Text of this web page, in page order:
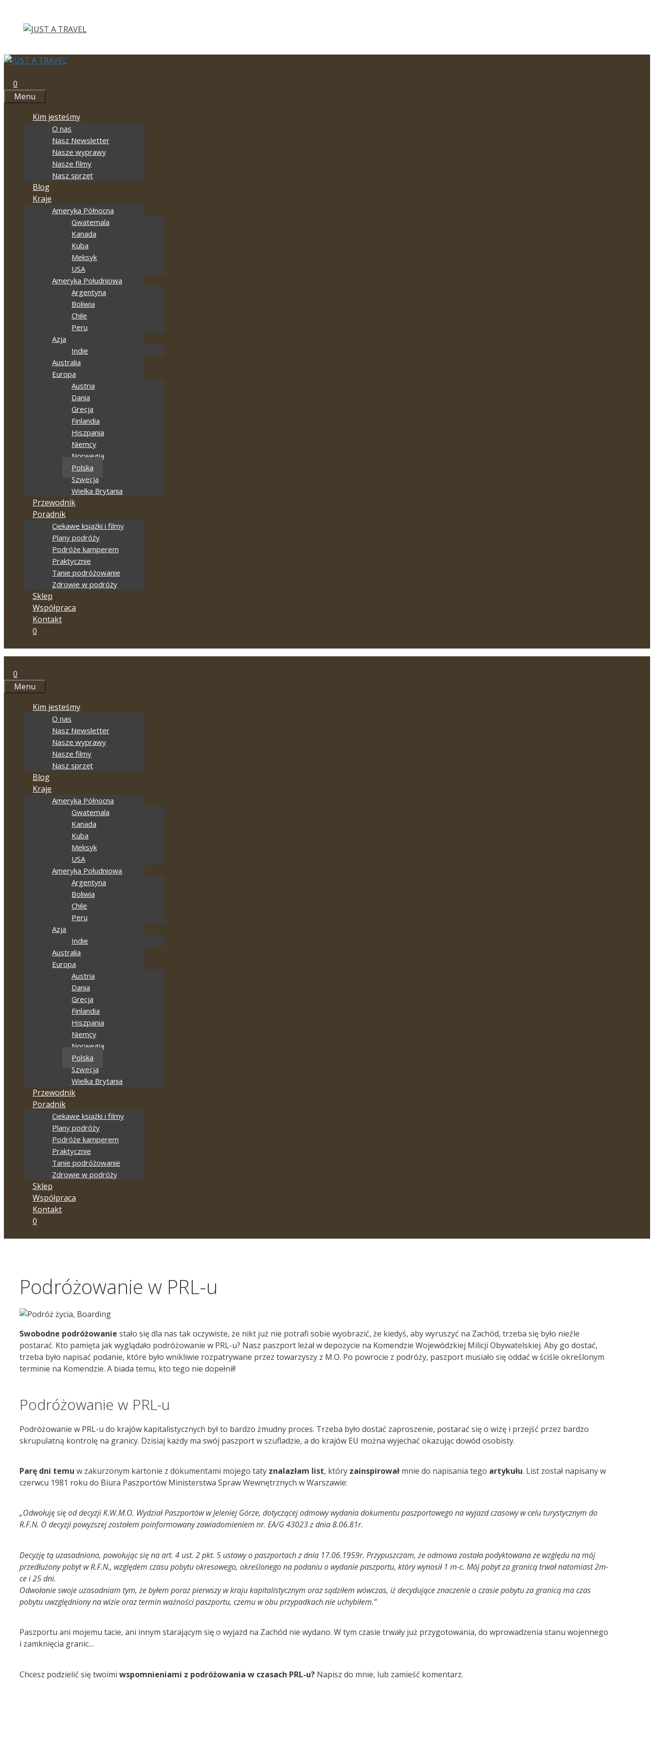
0
Menu
Kim jesteśmy
O nas
Nasz Newsletter
Nasze wyprawy
Nasze filmy
Nasz sprzęt
Blog
Kraje
Ameryka Północna
Gwatemala
Kanada
Kuba
Meksyk
USA
Ameryka Południowa
Argentyna
Boliwia
Chile
Peru
Azja
Indie
Australia
Europa
Austria
Dania
Grecja
Finlandia
Hiszpania
Niemcy
Norwegia
Polska
Szwecja
Wielka Brytania
Przewodnik
Poradnik
Ciekawe książki i filmy
Plany podróży
Podróże kamperem
Praktycznie
Tanie podróżowanie
Zdrowie w podróży
Sklep
Współpraca
Kontakt
0
0
Menu
Kim jesteśmy
O nas
Nasz Newsletter
Nasze wyprawy
Nasze filmy
Nasz sprzęt
Blog
Kraje
Ameryka Północna
Gwatemala
Kanada
Kuba
Meksyk
USA
Ameryka Południowa
Argentyna
Boliwia
Chile
Peru
Azja
Indie
Australia
Europa
Austria
Dania
Grecja
Finlandia
Hiszpania
Niemcy
Norwegia
Polska
Szwecja
Wielka Brytania
Przewodnik
Poradnik
Ciekawe książki i filmy
Plany podróży
Podróże kamperem
Praktycznie
Tanie podróżowanie
Zdrowie w podróży
Sklep
Współpraca
Kontakt
0
Podróżowanie w PRL-u
Swobodne podróżowanie stało się dla nas tak oczywiste, że nikt już nie potrafi sobie wyobrazić, że kiedyś, aby wyruszyć na Zachód, trzeba się było nieźle
postarać. Kto pamięta jak wyglądało podróżowanie w PRL-u? Nasz paszport leżał w depozycie na Komendzie Wojewódzkiej Milicji Obywatelskiej. Aby go dostać,
trzeba było napisać podanie, które było wnikliwie rozpatrywane przez towarzyszy z M.O. Po powrocie z podróży, paszport musiało się oddać w ściśle określonym
terminie na Komendzie. A biada temu, kto tego nie dopełnił!
Podróżowanie w PRL-u
Podróżowanie w PRL-u do krajów kapitalistycznych był to bardzo żmudny proces. Trzeba było dostać zaproszenie, postarać się o wizę i przejść przez bardzo
skrupulatną kontrolę na granicy. Dzisiaj każdy ma swój paszport w szufladzie, a do krajów EU można wyjechać okazując dowód osobisty.
Parę dni temu w zakurzonym kartonie z dokumentami mojego taty znalazłam list, który zainspirował mnie do napisania tego artykułu. List został napisany w
czerwcu 1981 roku do Biura Paszportów Ministerstwa Spraw Wewnętrznych w Warszawie:
„Odwołuję się od decyzji K.W.M.O. Wydział Paszportów w Jeleniej Górze, dotyczącej odmowy wydania dokumentu paszportowego na wyjazd czasowy w celu turystycznym do
R.F.N. O decyzji powyższej zostałem poinformowany zawiadomieniem nr. EA/G 43023 z dnia 8.06.81r.
Decyzję tą uzasadniono, powołując się na art. 4 ust. 2 pkt. 5 ustawy o paszportach z dnia 17.06.1959r. Przypuszczam, że odmowa została podyktowana ze względu na mój
przedłużony pobyt w R.F.N., względem czasu pobytu okresowego, określonego na podaniu o wydanie paszportu, który wynosił 1 m-c. Mój pobyt za granicą trwał natomiast 2m-
ce i 25 dni.
Odwołanie swoje uzasadniam tym, że byłem poraz pierwszy w kraju kapitalistycznym oraz sądziłem wówczas, iż decydujące znaczenie o czasie pobytu za granicą ma czas
pobytu uwzględniony na wizie oraz termin ważności paszportu, czemu w obu przypadkach nie uchybiłem.”
Paszportu ani mojemu tacie, ani innym starającym się o wyjazd na Zachód nie wydano. W tym czasie trwały już przygotowania, do wprowadzenia stanu wojennego
i zamknięcia granic…
Chcesz podzielić się twoimi wspomnieniami z podróżowania w czasach PRL-u? Napisz do mnie, lub zamieść komentarz.